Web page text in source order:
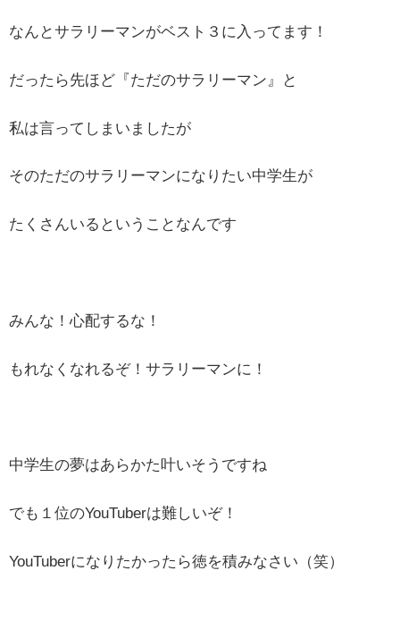
なんとサラリーマンがベスト３に入ってます！
だったら先ほど『ただのサラリーマン』と
私は言ってしまいましたが
そのただのサラリーマンになりたい中学生が
たくさんいるということなんです
みんな！心配するな！
もれなくなれるぞ！サラリーマンに！
中学生の夢はあらかた叶いそうですね
でも１位のYouTuberは難しいぞ！
YouTuberになりたかったら徳を積みなさい（笑）